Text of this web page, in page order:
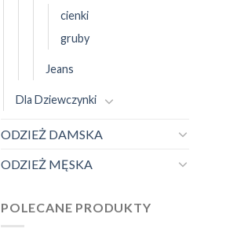
cienki
gruby
Jeans
Dla Dziewczynki
ODZIEŻ DAMSKA
ODZIEŻ MĘSKA
POLECANE PRODUKTY